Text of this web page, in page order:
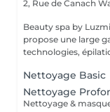
2, Rue de Canach
Beauty spa by
propose une large
technologies,
Nettoyage Basic
Nettoyage
Nettoyage &